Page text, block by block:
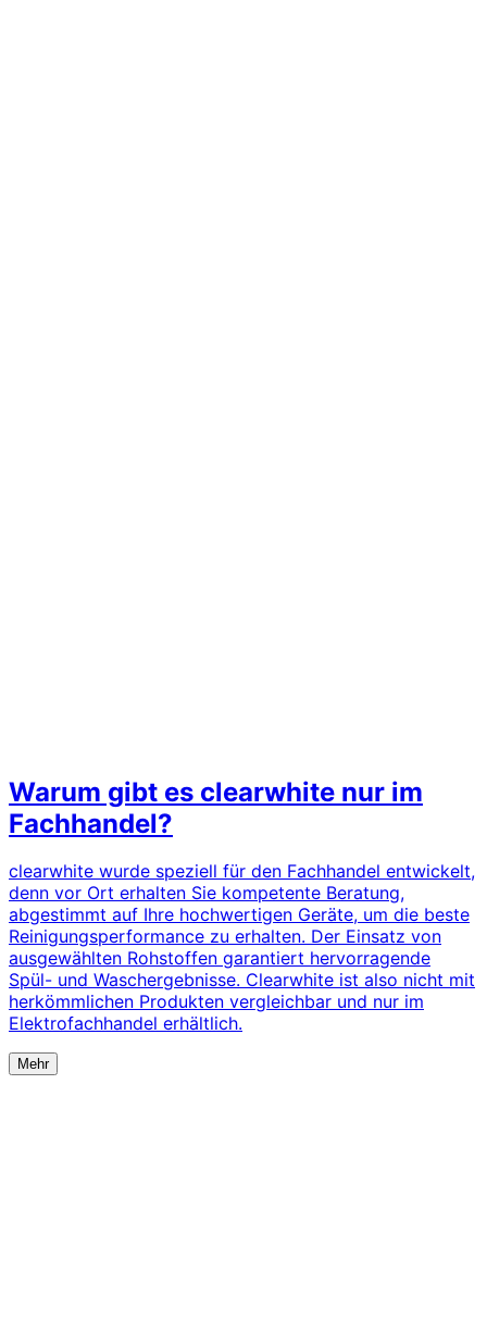
Warum gibt es clearwhite nur im
Fachhandel?
clearwhite wurde speziell für den Fachhandel entwickelt,
denn vor Ort erhalten Sie kompetente Beratung,
abgestimmt auf Ihre hochwertigen Geräte, um die beste
Reinigungsperformance zu erhalten. Der Einsatz von
ausgewählten Rohstoffen garantiert hervorragende
Spül- und Waschergebnisse. Clearwhite ist also nicht mit
herkömmlichen Produkten vergleichbar und nur im
Elektrofachhandel erhältlich.
Mehr